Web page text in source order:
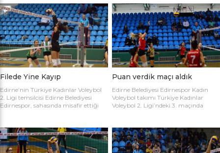
oynamaya hak kazanan takımlar
belirlendi. İlk oynanan yarı final
maçında Atletik Trakya takımını 25-
17, 25-7 ve 25-20’lik setlerle 3-0
mağlup eden Keşan Yıldızı takımı
finale adını ilk yazdıran takım oldu.
Oynanan ikinci maçta Avrupa
Yıldızları ile Kırcasalih […]
Temsilciliği olarak “Evinin Sultanları”
ismiyle Kadın Voleybol Turnuvası
organize ediliyor. 18 yaşını doldurmuş
tüm kadınların katılımına açık olan
turnuvaya katılım için takım
kaptanlarının sporcu listesini sağlık
raporlarıyla(sağlık ocağından
alınması yeterli) birlikte Gençlik Spor
İl […]
Filede Yine Kayıp
Edirne’nin Türkiye Kadınlar Voleybol
2. Ligi temsilcisi Edirne Belediyesi
Edirnespor, sahasında misafir ettiği
temsilcimiz Edirne Belediyesi
Edirnespor, Mimar Sinan Spor
Salonu’nda Manisa Salihli
Puan verdik maçı aldık
Edirne Belediyesi Edirnespor Kadın
Voleybol takımı Türkiye Kadınlar
Voleybol 2. Ligi’ndeki 3. maçında
Salonu’nda Metin Demirbağ ve
Emrah Baran’ın yönettiği
karşılaşmaya takımlar şu kadrolarla